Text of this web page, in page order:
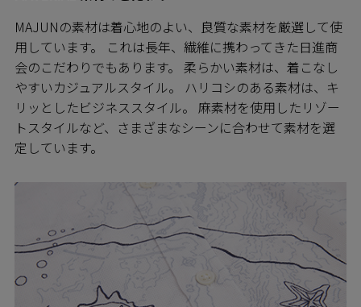
MAJUNの素材は着心地のよい、良質な素材を厳選して使
用しています。 これは長年、繊維に携わってきた日進商
会のこだわりでもあります。 柔らかい素材は、着こなし
やすいカジュアルスタイル。 ハリコシのある素材は、キ
リッとしたビジネススタイル。 麻素材を使用したリゾー
トスタイルなど、さまざまなシーンに合わせて素材を選
定しています。